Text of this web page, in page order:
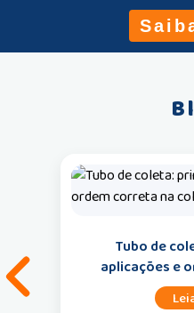
Tubo de
aplicações e
Anterior